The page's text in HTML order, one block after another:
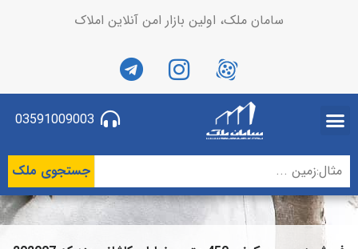
سامان ملک، اولین بازار امن آنلاین املاک
03591009003
جستجوی ملک